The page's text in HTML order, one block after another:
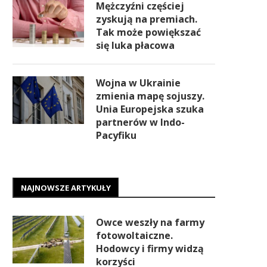
Mężczyźni częściej
zyskują na premiach.
Tak może powiększać
się luka płacowa
Wojna w Ukrainie
zmienia mapę sojuszy.
Unia Europejska szuka
partnerów w Indo-
Pacyfiku
NAJNOWSZE ARTYKUŁY
Owce weszły na farmy
fotowoltaiczne.
Hodowcy i firmy widzą
korzyści